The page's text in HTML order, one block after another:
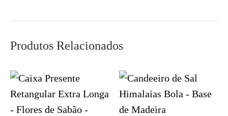
Produtos Relacionados